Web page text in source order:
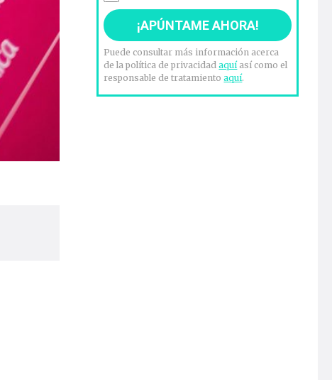
Puede consultar más información acerca
de la política de privacidadaquíasí como el
responsable de tratamientoaquí.